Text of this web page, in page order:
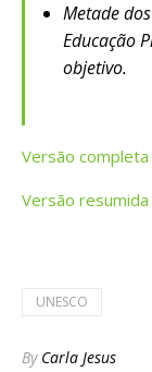
Metade
Educação
objetivo.
Versão
Versão resumida
UNESCO
By Carla Jesus